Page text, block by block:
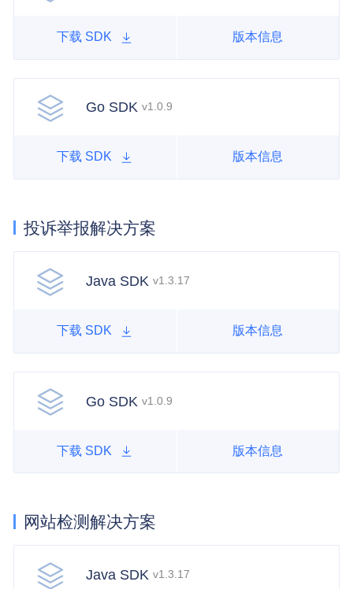
下载 SDK 版本信息
Go SDK v1.0.9
下载 SDK 版本信息
投诉举报解决方案
Java SDK v1.3.17
下载 SDK 版本信息
Go SDK v1.0.9
下载 SDK 版本信息
网站检测解决方案
Java SDK v1.3.17